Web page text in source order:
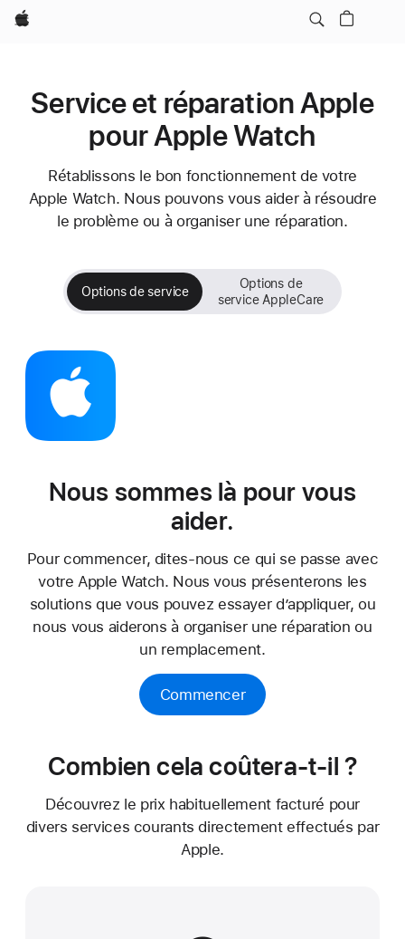
Apple
Service et réparation Apple
pour Apple Watch
Rétablissons le bon fonctionnement de votre
Apple Watch. Nous pouvons vous aider à résoudre
le problème ou à organiser une réparation.
Options de service
Options de
service AppleCare
Nous sommes là pour vous
aider.
Pour commencer, dites-nous ce qui se passe avec
votre Apple Watch. Nous vous présenterons les
solutions que vous pouvez essayer d’appliquer, ou
nous vous aiderons à organiser une réparation ou
un remplacement.
Commencer
Combien cela coûtera-t-il ?
Découvrez le prix habituellement facturé pour
divers services courants directement effectués par
Apple.